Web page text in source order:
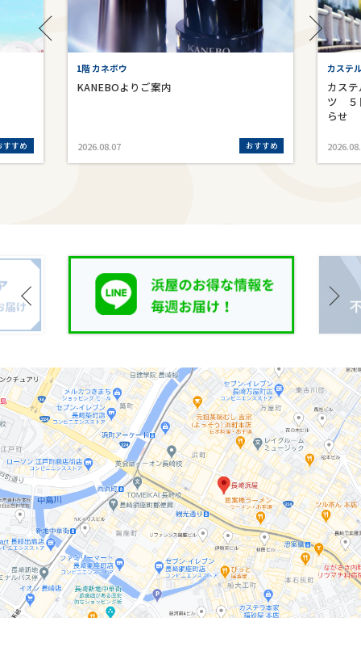
すすめ
1階 カネボウ
KANEBOよりご案内
2026.08.07 おすすめ
カステ
カス
ツ ５
らせ